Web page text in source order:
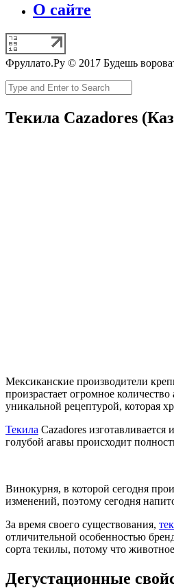
О сайте
Фруллато.Ру © 2017 Будешь
Текила Cazadores
Мексиканские производители
произрастает огромное
уникальной рецептурой, которая
Текила Cazadores
голубой агавы происходит
Винокурня, в которой сегодня
изменений, поэтому сегодня
За время своего существования,
отличительной особенностью
сорта текилы, потому что
Дегустационные